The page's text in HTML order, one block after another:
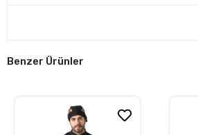
Benzer Ürünler